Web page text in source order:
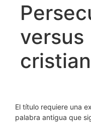
versus
El título requiere una
palabra antigua que